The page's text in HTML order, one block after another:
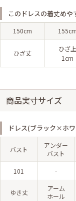
このドレスの着丈めや
150cm 155cm
ひざ丈
ひざ上
1cm
商品実寸サイズ
ドレス(ブラック×ホ
バスト
アンダー
バスト
101 -
ゆき丈
アーム
ホール